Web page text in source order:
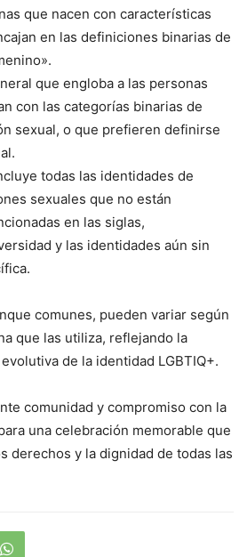
que nacen con características
en las definiciones binarias de
que engloba a las personas
con las categorías binarias de
sexual, o que prefieren definirse
todas las identidades de
sexuales que no están
en las siglas,
y las identidades aún sin
comunes, pueden variar según
que las utiliza, reflejando la
de la identidad LGBTIQ+.
comunidad y compromiso con la
una celebración memorable que
derechos y la dignidad de todas las